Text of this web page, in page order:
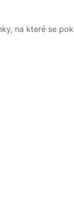
na které se